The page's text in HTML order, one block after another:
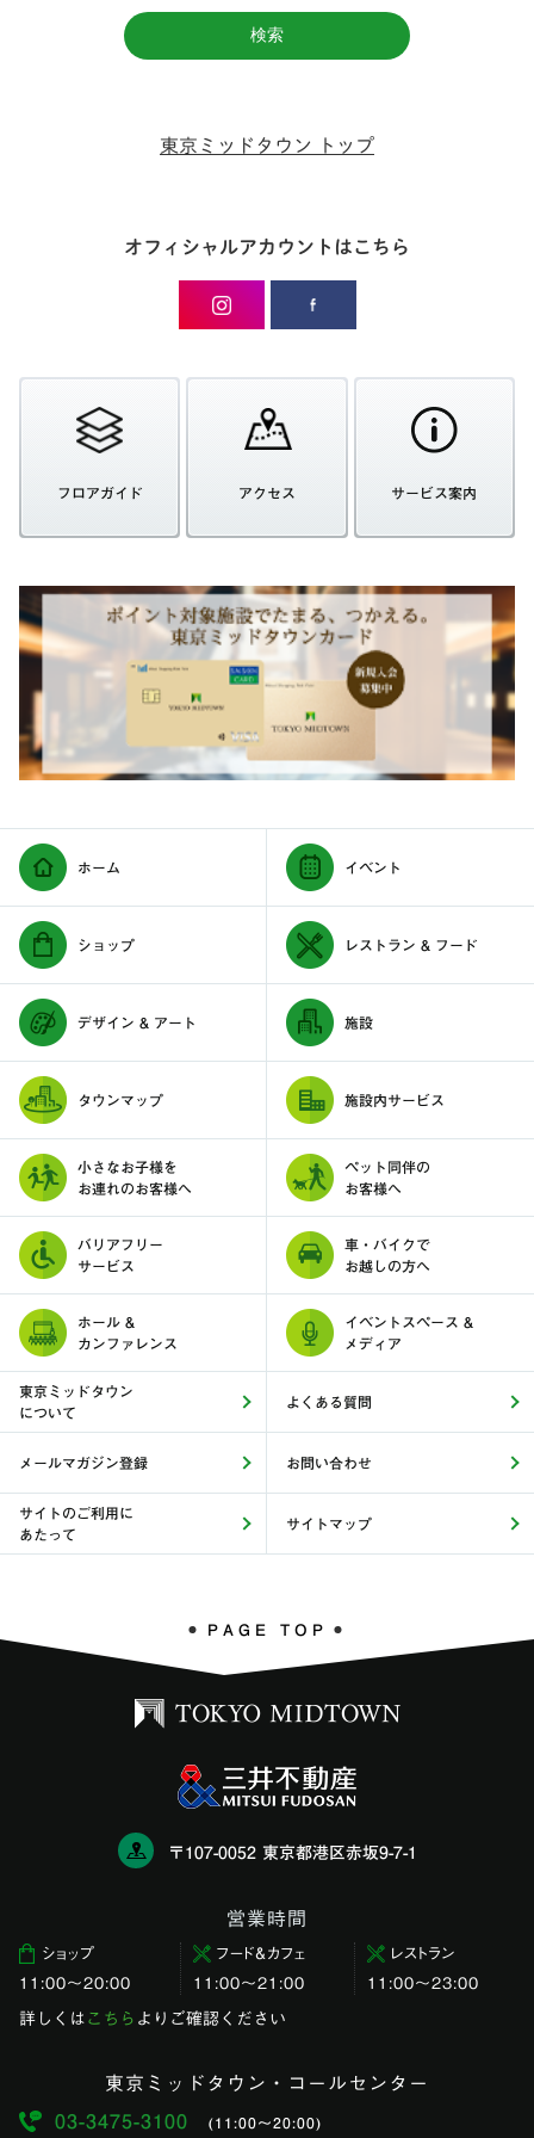
東京ミッドタウン トップ
オフィシャルアカウントはこちら
フロアガイド アクセス サービス案内
ホーム イベント
ショップ レストラン & フード
デザイン & アート 施設
タウンマップ 施設内サービス
小さなお子様を
お連れのお客様へ
ペット同伴の
お客様へ
バリアフリー
サービス
車・バイクで
お越しの方へ
ホール &
カンファレンス
イベントスペース &
メディア
東京ミッドタウン
について
よくある質問
メールマガジン登録 お問い合わせ
サイトのご利用に
あたって
サイトマップ
PAGE TOP
〒107-0052 東京都港区赤坂9-7-1
営業時間
ショップ
11:00〜20:00
フード＆カフェ
11:00～21:00
レストラン
11:00〜23:00
詳しくは こちら よりご確認ください
東京ミッドタウン・コールセンター
03-3475-3100
(11:00〜20:00)